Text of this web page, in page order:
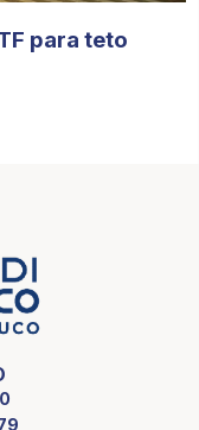
para teto